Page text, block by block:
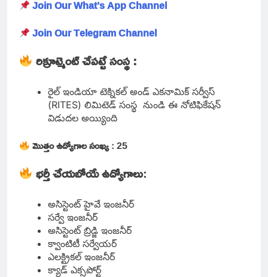
Join Our What’s App Channel
Join Our Telegram Channel
రిక్రూట్మెంట్ చేపట్టే సంస్థ :
రైల్ ఇండియా టెక్నికల్ అండ్ ఎకనామిక్ సర్వీస్
(RITES) లిమిటెడ్ సంస్థ నుండి ఈ నోటిఫికేషన్
విడుదల అయ్యింది
మొత్తం ఉద్యోగాల సంఖ్య: 25
భర్తీ చేయబోయే ఉద్యోగాలు:
అసిస్టెంట్ హైవే ఇంజనీర్
సర్వే ఇంజనీర్
అసిస్టెంట్ బ్రిడ్జి ఇంజనీర్
క్వాంటిటీ సర్వేయర్
ఎలక్ట్రికల్ ఇంజనీర్
క్యాడ్ ఎక్సపోర్ట్